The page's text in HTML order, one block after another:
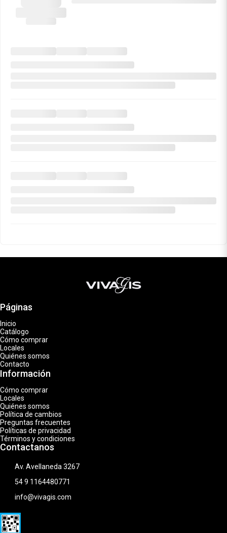
Páginas
Inicio
Catálogo
Cómo comprar
Locales
Quiénes somos
Contacto
Información
Cómo comprar
Locales
Quiénes somos
Política de cambios
Preguntas frecuentes
Políticas de privacidad
Términos y condiciones
Contactanos
Av. Avellaneda 3267
54 9 1164480771
info@vivagis.com